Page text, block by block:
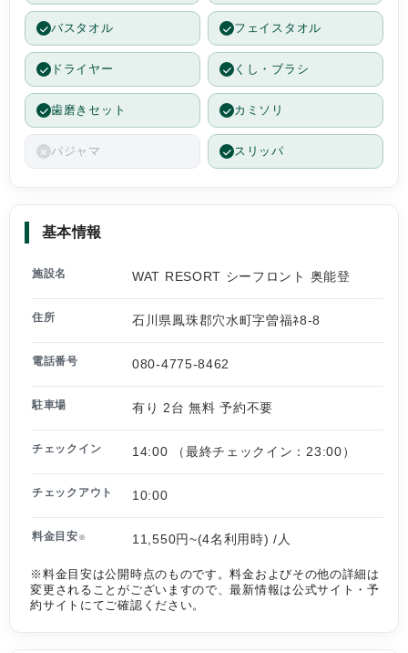
バスタオル フェイスタオル
ドライヤー くし・ブラシ
歯磨きセット カミソリ
パジャマ スリッパ
基本情報
施設名 WAT RESORT シーフロント 奥能登
住所 石川県鳳珠郡穴水町字曽福ﾈ8-8
電話番号 080-4775-8462
駐車場 有り 2台 無料 予約不要
チェックイン 14:00 （最終チェックイン：23:00）
チェックアウト 10:00
料金目安 ※ 11,550円~(4名利用時) /人
※料金目安は公開時点のものです。料金およびその他の詳細は
変更されることがございますので、最新情報は公式サイト・予
約サイトにてご確認ください。